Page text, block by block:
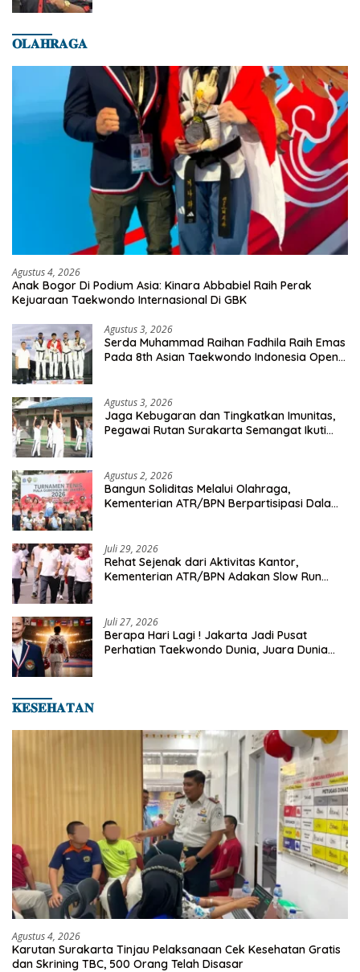
𝐎𝐋𝐀𝐇𝐑𝐀𝐆𝐀
Agustus 4, 2026
Anak Bogor Di Podium Asia: Kinara Abbabiel Raih Perak
Kejuaraan Taekwondo Internasional Di GBK
Agustus 3, 2026
Serda Muhammad Raihan Fadhila Raih Emas
Pada 8th Asian Taekwondo Indonesia Open
Agustus 3, 2026
Jaga Kebugaran dan Tingkatkan Imunitas,
Pegawai Rutan Surakarta Semangat Ikuti
Agustus 2, 2026
Bangun Soliditas Melalui Olahraga,
Kementerian ATR/BPN Berpartisipasi Dalam
Juli 29, 2026
Rehat Sejenak dari Aktivitas Kantor,
Kementerian ATR/BPN Adakan Slow Run
Juli 27, 2026
Berapa Hari Lagi ! Jakarta Jadi Pusat
Perhatian Taekwondo Dunia, Juara Dunia
𝐊𝐄𝐒𝐄𝐇𝐀𝐓𝐀𝐍
Agustus 4, 2026
Karutan Surakarta Tinjau Pelaksanaan Cek Kesehatan Gratis
dan Skrining TBC, 500 Orang Telah Disasar